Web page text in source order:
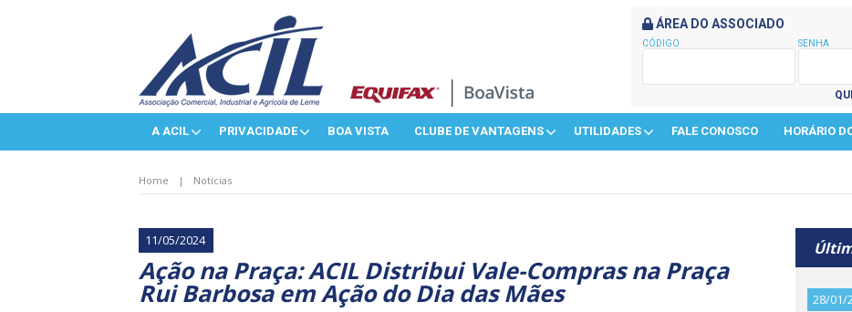
ÁREA DO ASSOCIADO
CÓDIGO SENHA
A ACIL PRIVACIDADE BOA VISTA CLUBE DE VANTAGENS UTILIDADES FALE CONOSCO HORÁRIO
Home | Notícias
11/05/2024
Ação na Praça: ACIL Distribui Vale-Compras na Praça
Rui Barbosa em Ação do Dia das Mães
28/01/